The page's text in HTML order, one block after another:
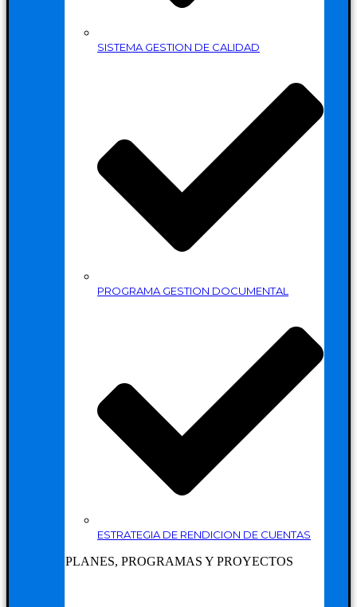
SISTEMA GESTION DE CALIDAD
PROGRAMA GESTION DOCUMENTAL
ESTRATEGIA DE RENDICION DE CUENTAS
PLANES, PROGRAMAS Y PROYECTOS